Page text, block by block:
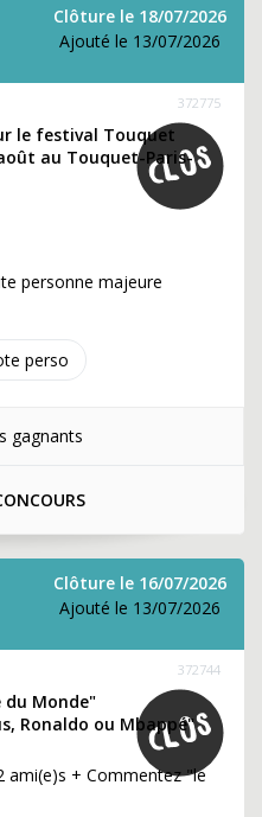
Clôture le 18/07/2026
Ajouté le 13/07/2026
perso
372775
le festival Touquet
au Touquet-Paris-
personne majeure
gagnants
Clôture le 16/07/2026
Ajouté le 13/07/2026
372744
du Monde"
Ronaldo ou Mbappé"
ami(e)s + Commentez "le